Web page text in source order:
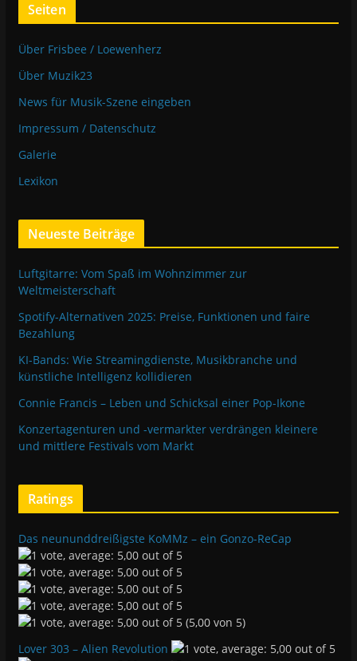
Seiten
Über Frisbee / Loewenherz
Über Muzik23
News für Musik-Szene eingeben
Impressum / Datenschutz
Galerie
Lexikon
Neueste Beiträge
Luftgitarre: Vom Spaß im Wohnzimmer zur
Weltmeisterschaft
Spotify-Alternativen 2025: Preise, Funktionen und faire
Bezahlung
KI-Bands: Wie Streamingdienste, Musikbranche und
künstliche Intelligenz kollidieren
Connie Francis – Leben und Schicksal einer Pop-Ikone
Konzertagenturen und -vermarkter verdrängen kleinere
und mittlere Festivals vom Markt
Ratings
Das neununddreißigste KoMMz – ein Gonzo-ReCap
(5,00 von 5)
Lover 303 – Alien Revolution